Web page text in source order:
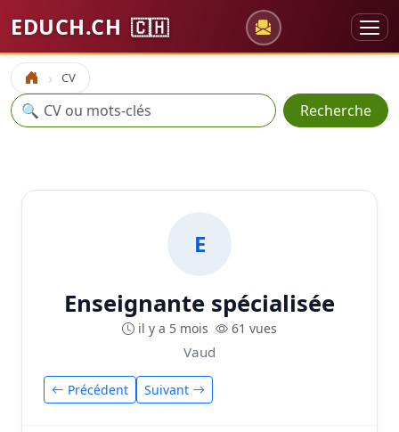
EDUCH.CH 🇨🇭
Accueil CV
Recherche
🔍 Recherche
E
Enseignante spécialisée
il y a 5 mois 61 vues
Vaud
Précédent Suivant